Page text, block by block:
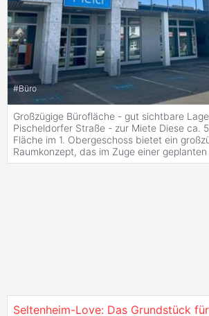
#Büro
Großzügige Bürofläche - gut sichtbare
Pischeldorfer Straße - zur Miete Diese ca.
Fläche im 1. Obergeschoss bietet ein
Raumkonzept, das im Zuge einer